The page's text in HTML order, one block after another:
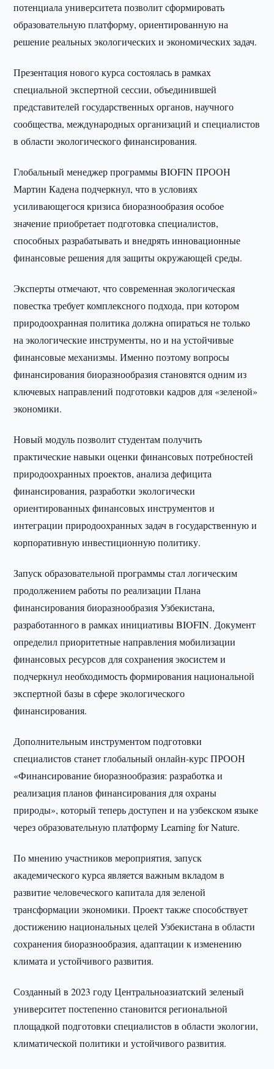
потенциала университета позволит сформировать
образовательную платформу, ориентированную на
решение реальных экологических и экономических задач.
Презентация нового курса состоялась в рамках
специальной экспертной сессии, объединившей
представителей государственных органов, научного
сообщества, международных организаций и специалистов
в области экологического финансирования.
Глобальный менеджер программы BIOFIN ПРООН
Мартин Кадена подчеркнул, что в условиях
усиливающегося кризиса биоразнообразия особое
значение приобретает подготовка специалистов,
способных разрабатывать и внедрять инновационные
финансовые решения для защиты окружающей среды.
Эксперты отмечают, что современная экологическая
повестка требует комплексного подхода, при котором
природоохранная политика должна опираться не только
на экологические инструменты, но и на устойчивые
финансовые механизмы. Именно поэтому вопросы
финансирования биоразнообразия становятся одним из
ключевых направлений подготовки кадров для «зеленой»
экономики.
Новый модуль позволит студентам получить
практические навыки оценки финансовых потребностей
природоохранных проектов, анализа дефицита
финансирования, разработки экологически
ориентированных финансовых инструментов и
интеграции природоохранных задач в государственную и
корпоративную инвестиционную политику.
Запуск образовательной программы стал логическим
продолжением работы по реализации Плана
финансирования биоразнообразия Узбекистана,
разработанного в рамках инициативы BIOFIN. Документ
определил приоритетные направления мобилизации
финансовых ресурсов для сохранения экосистем и
подчеркнул необходимость формирования национальной
экспертной базы в сфере экологического
финансирования.
Дополнительным инструментом подготовки
специалистов станет глобальный онлайн-курс ПРООН
«Финансирование биоразнообразия: разработка и
реализация планов финансирования для охраны
природы», который теперь доступен и на узбекском языке
через образовательную платформу Learning for Nature.
По мнению участников мероприятия, запуск
академического курса является важным вкладом в
развитие человеческого капитала для зеленой
трансформации экономики. Проект также способствует
достижению национальных целей Узбекистана в области
сохранения биоразнообразия, адаптации к изменению
климата и устойчивого развития.
Созданный в 2023 году Центральноазиатский зеленый
университет постепенно становится региональной
площадкой подготовки специалистов в области экологии,
климатической политики и устойчивого развития.